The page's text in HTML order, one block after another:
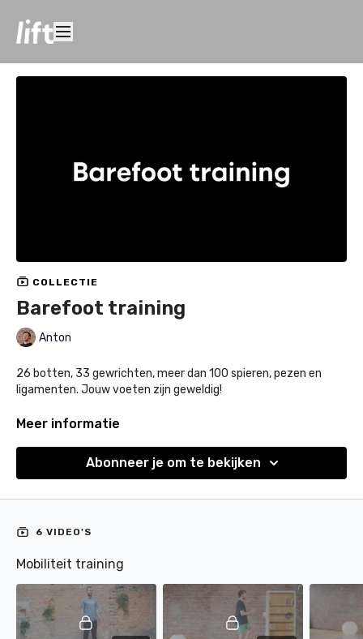
COLLECTIE
Barefoot training
Anton
26 botten, 33 gewrichten, meer dan 100 spieren, pezen en
ligamenten. Jouw voeten zijn geweldig!
Helaas stoppen we ze iets te vaak in schoenen. Hierdoor zijn
Barefoot Belgium, neemt je mee doorheen oefenvideo’s die je
voeten terug flexibeler en sterker maken.
Meer informatie
Abonneer je om te bekijken
6 VIDEO'S
Mobiliteit training